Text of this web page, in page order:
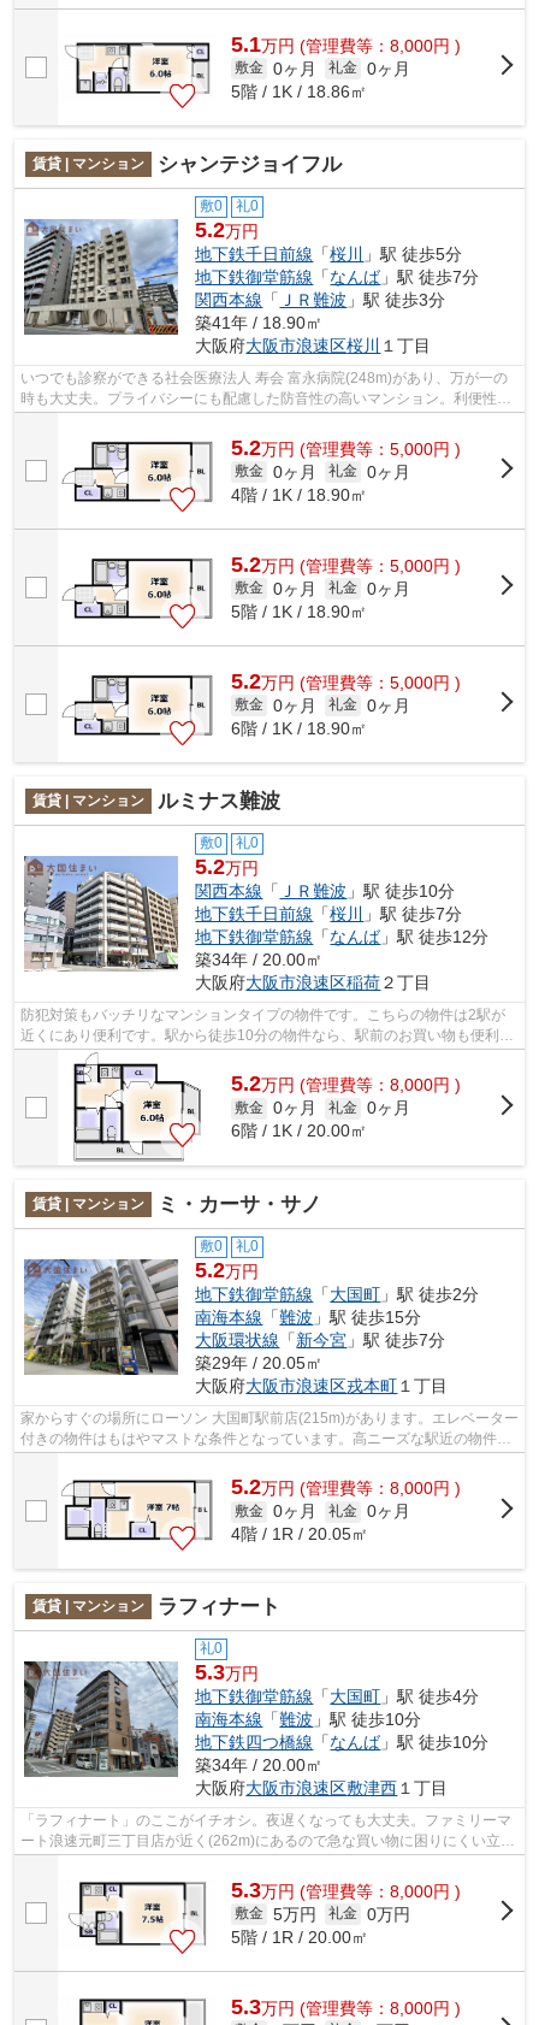
5.1万円 (管理費等：8,000円 )
敷金 0ヶ月 礼金 0ヶ月
5階 / 1K / 18.86㎡
賃貸 | マンション シャンテジョイフル
敷0 礼0
5.2万円
地下鉄千日前線 「桜川
」駅 徒歩5分
地下鉄御堂筋線 「なんば」駅 徒歩7分
関西本線 「 ＪＲ難波 」駅 徒歩3分
築41年 / 18.90㎡
大阪府大阪市浪速区桜川 １丁目
いつでも診察ができる社会医療法人 寿会 富永病院(248m)があり、万が一の
時も大丈夫。プライバシーにも配慮した防音性の高いマンション。利便性の
5.2万円 (管理費等：5,000円 )
敷金 0ヶ月 礼金 0ヶ月
4階 / 1K / 18.90㎡
5.2万円 (管理費等：5,000円 )
敷金 0ヶ月 礼金 0ヶ月
5階 / 1K / 18.90㎡
5.2万円 (管理費等：5,000円 )
敷金 0ヶ月 礼金 0ヶ月
6階 / 1K / 18.90㎡
賃貸 | マンション ルミナス難波
敷0 礼0
5.2万円
関西本線 「 ＪＲ難波 」駅 徒歩10分
地下鉄千日前線 「桜川
」駅 徒歩7分
地下鉄御堂筋線 「なんば」駅 徒歩12分
築34年 / 20.00㎡
大阪府大阪市浪速区稲荷２丁目
防犯対策もバッチリなマンションタイプの物件です。こちらの物件は2駅が
近くにあり便利です。駅から徒歩10分の物件なら、駅前のお買い物も便利で
す。共用部にはエレベータ・敷地内ごみ...
5.2万円 (管理費等：8,000円 )
敷金 0ヶ月 礼金 0ヶ月
6階 / 1K / 20.00㎡
賃貸 | マンション ミ・カーサ・サノ
敷0 礼0
5.2万円
地下鉄御堂筋線 「大国町 」駅 徒歩2分
南海本線 「難波 」駅 徒歩15分
大阪環状線 「新今宮 」駅 徒歩7分
築29年 / 20.05㎡
大阪府大阪市浪速区戎本町 １丁目
家からすぐの場所にローソン 大国町駅前店(215m)があります。エレベーター
付きの物件はもはやマストな条件となっています。高ニーズな駅近の物件と
なっており、徒歩1分に立地していま...
5.2万円 (管理費等：8,000円 )
敷金 0ヶ月 礼金 0ヶ月
4階 / 1R / 20.05㎡
賃貸 | マンション ラフィナート
礼0
5.3万円
地下鉄御堂筋線 「大国町 」駅 徒歩4分
南海本線 「難波 」駅 徒歩10分
地下鉄四つ橋線 「なんば」駅 徒歩10分
築34年 / 20.00㎡
大阪府大阪市浪速区敷津西１丁目
「ラフィナート」のここがイチオシ。夜遅くなっても大丈夫。ファミリーマ
ート浪速元町三丁目店が近く(262m)にあるので急な買い物に困りにくい立地
5.3万円 (管理費等：8,000円 )
敷金 5万円 礼金 0万円
5階 / 1R / 20.00㎡
5.3万円 (管理費等：8,000円 )